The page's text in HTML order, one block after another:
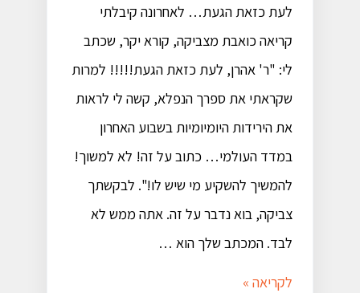
לעת כזאת הגעת… לאחרונה קיבלתי
קריאה כואבת מצביקה, קורא יקר, שכתב
לי: "ר' אהרן, לעת כזאת הגעת!!!!! למרות
שקראתי את ספרך הנפלא, קשה לי לראות
את הירידות היומיומיות בשבוע האחרון
במדד העולמי… כתוב על זה! לא למשוך!
להמשיך להשקיע מי שיש לו!". לבקשתך
צביקה, בוא נדבר על זה. אתה ממש לא
לבד. המכתב שלך הוא …
לקריאה »